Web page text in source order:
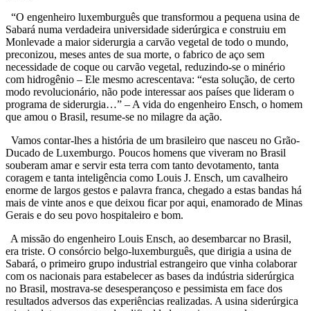
“O engenheiro luxemburguês que transformou a pequena usina de
Sabará numa verdadeira universidade siderúrgica e construiu em
Monlevade a maior siderurgia a carvão vegetal de todo o mundo,
preconizou, meses antes de sua morte, o fabrico de aço sem
necessidade de coque ou carvão vegetal, reduzindo-se o minério
com hidrogênio – Ele mesmo acrescentava: “esta solução, de certo
modo revolucionário, não pode interessar aos países que lideram o
programa de siderurgia…” – A vida do engenheiro Ensch, o homem
que amou o Brasil, resume-se no milagre da ação.
Vamos contar-lhes a história de um brasileiro que nasceu no Grão-
Ducado de Luxemburgo. Poucos homens que viveram no Brasil
souberam amar e servir esta terra com tanto devotamento, tanta
coragem e tanta inteligência como Louis J. Ensch, um cavalheiro
enorme de largos gestos e palavra franca, chegado a estas bandas há
mais de vinte anos e que deixou ficar por aqui, enamorado de Minas
Gerais e do seu povo hospitaleiro e bom.
A missão do engenheiro Louis Ensch, ao desembarcar no Brasil,
era triste. O consórcio belgo-luxemburguês, que dirigia a usina de
Sabará, o primeiro grupo industrial estrangeiro que vinha colaborar
com os nacionais para estabelecer as bases da indústria siderúrgica
no Brasil, mostrava-se desesperançoso e pessimista em face dos
resultados adversos das experiências realizadas. A usina siderúrgica